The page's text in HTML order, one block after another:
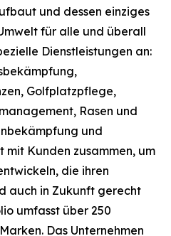
und dessen einziges
für alle und überall
Dienstleistungen an:
Golfplatzpflege,
Rasen und
und
Kunden zusammen, um
die ihren
auch in Zukunft gerecht
umfasst über 250
Das Unternehmen